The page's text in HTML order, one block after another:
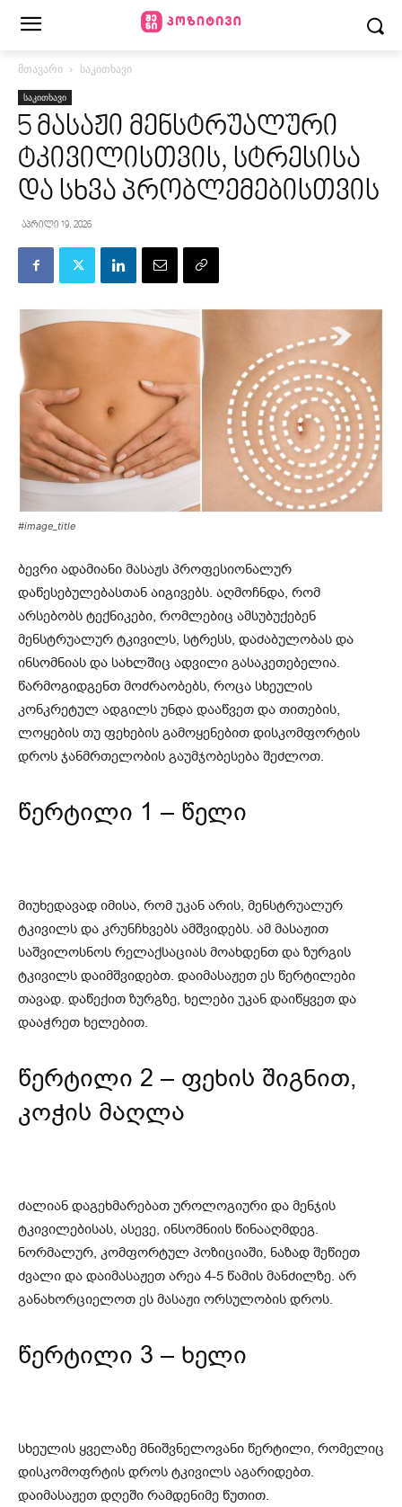
მთავარი საკითხავი
საკითხავი
5 მასაჟი მენსტრუალური
ტკივილისთვის, სტრესისა
და სხვა პრობლემებისთვის
აპრილი 19, 2026
#image_title
ბევრი ადამიანი მასაჟს პროფესიონალურ
დაწესებულებასთან აიგივებს. აღმოჩნდა, რომ
არსებობს ტექნიკები, რომლებიც ამსუბუქებენ
მენსტრუალურ ტკივილს, სტრესს, დაძაბულობას და
ინსომნიას და სახლშიც ადვილი გასაკეთებელია.
წარმოგიდგენთ მოძრაობებს, როცა სხეულის
კონკრეტულ ადგილს უნდა დააწვეთ და თითების,
ლოყების თუ ფეხების გამოყენებით დისკომფორტის
დროს ჯანმრთელობის გაუმჯობესება შეძლოთ.
წერტილი 1 – წელი
მიუხედავად იმისა, რომ უკან არის, მენსტრუალურ
ტკივილს და კრუნჩხვებს ამშვიდებს. ამ მასაჟით
საშვილოსნოს რელაქსაციას მოახდენთ და ზურგის
ტკივილს დაიმშვიდებთ. დაიმასაჟეთ ეს წერტილები
თავად. დაწექით ზურგზე, ხელები უკან დაიწყვეთ და
დააჭრეთ ხელებით.
წერტილი 2 – ფეხის შიგნით,
კოჭის მაღლა
ძალიან დაგეხმარებათ უროლოგიური და მენჯის
ტკივილებისას, ასევე, ინსომნიის წინააღმდეგ.
ნორმალურ, კომფორტულ პოზიციაში, ნაზად შეწიეთ
ძვალი და დაიმასაჟეთ არეა 4-5 წამის მანძილზე. არ
განახორციელოთ ეს მასაჟი ორსულობის დროს.
წერტილი 3 – ხელი
სხეულის ყველაზე მნიშვნელოვანი წერტილი, რომელიც
დისკომოფრტის დროს ტკივილს აგარიდებთ.
დაიმასაჟეთ დღეში რამდენიმე წუთით.